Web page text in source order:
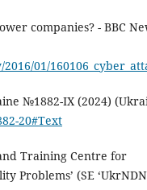
companies? - BBC
01/
№1882-IX (2024)
20#Text
Training Centre for
Problems’ (SE